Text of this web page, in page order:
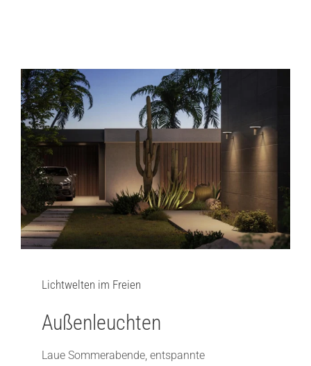
Lichtwelten im Freien
Außenleuchten
Laue Sommerabende, entspannte